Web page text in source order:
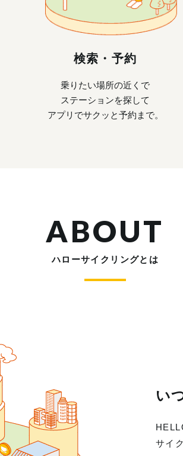
検索・予約
乗りたい場所の近くで
ステーションを探して
アプリでサクッと予約まで。
ABOUT
ハローサイクリングとは
い
サイ